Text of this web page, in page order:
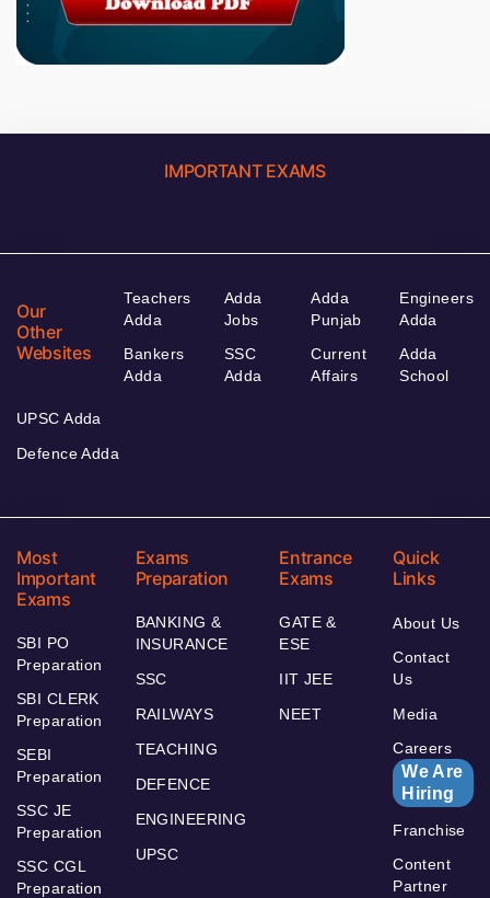
IMPORTANT EXAMS
Our
Other
Websites
Teachers
Adda
Bankers
Adda
Adda
Jobs
SSC
Adda
Adda
Punjab
Current
Affairs
Engineers
Adda
Adda
School
UPSC Adda
Defence Adda
Most
Important
Exams
SBI PO
Preparation
SBI CLERK
Preparation
SEBI
Preparation
SSC JE
Preparation
SSC CGL
Preparation
Exams
Preparation
BANKING &
INSURANCE
SSC
RAILWAYS
TEACHING
DEFENCE
ENGINEERING
UPSC
Entrance
Exams
GATE &
ESE
IIT JEE
NEET
Quick
Links
About Us
Contact
Us
Media
Careers
We Are
Hiring
Franchise
Content
Partner